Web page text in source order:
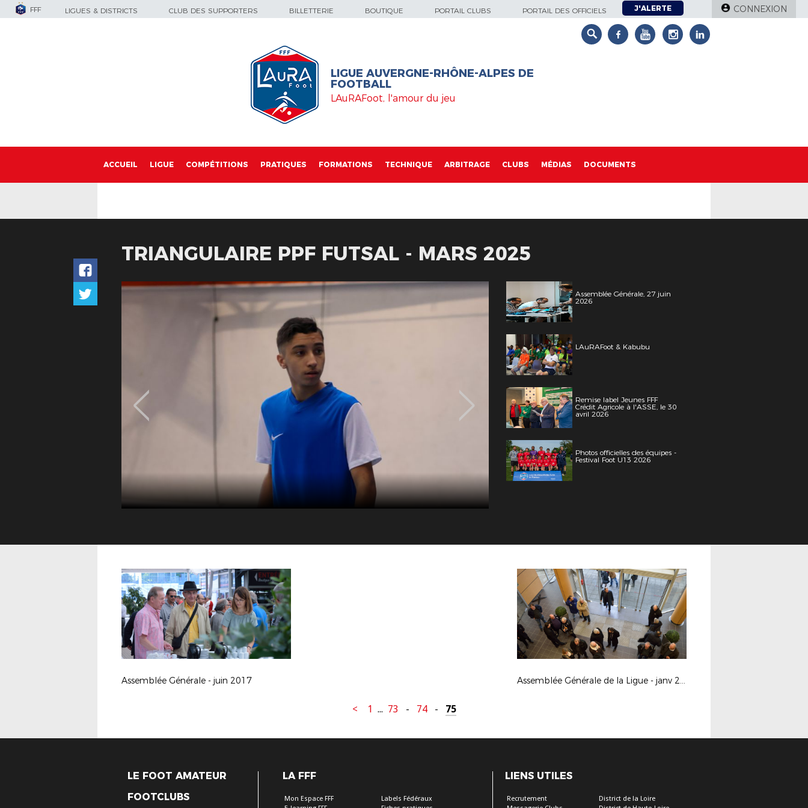
FFF LIGUES & DISTRICTS CLUB DES SUPPORTERS BILLETTERIE BOUTIQUE PORTAIL CLUBS PORTAIL DES OFFICIELS J'ALERTE CONNEXION
LIGUE AUVERGNE-RHÔNE-ALPES DE
FOOTBALL
LAuRAFoot, l'amour du jeu
ACCUEIL LIGUE COMPÉTITIONS PRATIQUES FORMATIONS TECHNIQUE ARBITRAGE CLUBS MÉDIAS DOCUMENTS
TRIANGULAIRE PPF FUTSAL - MARS 2025
Assemblée Générale, 27 juin
2026
LAuRAFoot & Kabubu
Remise label Jeunes FFF
Crédit Agricole à l'ASSE, le 30
avril 2026
Photos officielles des équipes -
Festival Foot U13 2026
Assemblée Générale - juin 2017 Assemblée Générale de la Ligue - janv 2017
< 1 ... 73 - 74 - 75
LE FOOT AMATEUR
FOOTCLUBS
LA FFF
Mon Espace FFF
Labels Fédéraux
LIENS UTILES
Recrutement
District de la Loire